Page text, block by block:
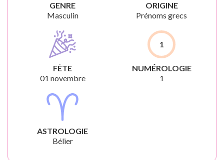
GENRE
Masculin
ORIGINE
Prénoms grecs
FÊTE
01 novembre
1
NUMÉROLOGIE
1
ASTROLOGIE
Bélier